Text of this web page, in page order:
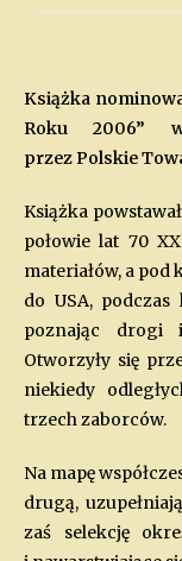
Książka
Roku 2006”
przez Polskie
Książka
połowie lat 70
materiałów, a pod
do USA,
poznając drogi
Otworzyły się
niekiedy
trzech zaborców.
Na mapę
drugą,
zaś selekcję